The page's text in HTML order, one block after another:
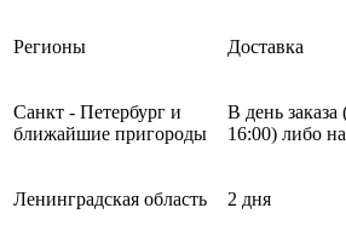
Регионы Доставка
Санкт - Петербург и
ближайшие пригороды
В день заказа
16:00) либо
Ленинградская область 2 дня